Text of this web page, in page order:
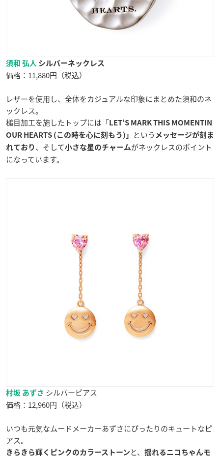
須和 弘人 シルバーネックレス
価格：11,880円（税込）
レザーを使用し、全体をカジュアルな印象にまとめた須和のネ
ックレス。
槌目加工を施したトップには「LET’S MARK THIS MOMENTIN
OUR HEARTS (この時を心に刻もう)」
という メッセージが刻ま
れており 、そして小さな星のチャームがネックレスのポイント
になっています。
村坂 あずさ シルバーピアス
価格：12,960円（税込）
いつも元気なムードメーカーあずさにぴったりのキュートなピ
アス。
きらきら輝くピンクのカラーストーン と、
揺れるニコちゃんモ